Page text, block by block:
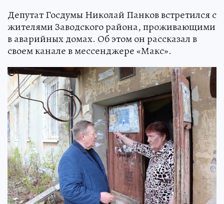
Депутат Госдумы Николай Панков встретился с
жителями Заводского района, проживающими
в аварийных домах. Об этом он рассказал в
своем канале в мессенджере «Макс».